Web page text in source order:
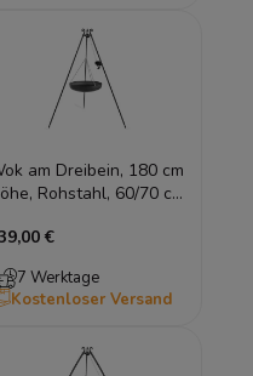
am Dreibein, 180 cm
Rohstahl, 60/70 cm
€
7 Werktage
Kostenloser Versand